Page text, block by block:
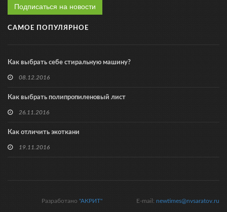
Подписаться на новости
САМОЕ ПОПУЛЯРНОЕ
Как выбрать себе стиральную машину?
08.12.2016
Как выбрать полипропиленовый лист
26.11.2016
Как отличить экоткани
19.11.2016
E-mail: newtimes@nvsaratov.ru
Разработано "АКРИТ"